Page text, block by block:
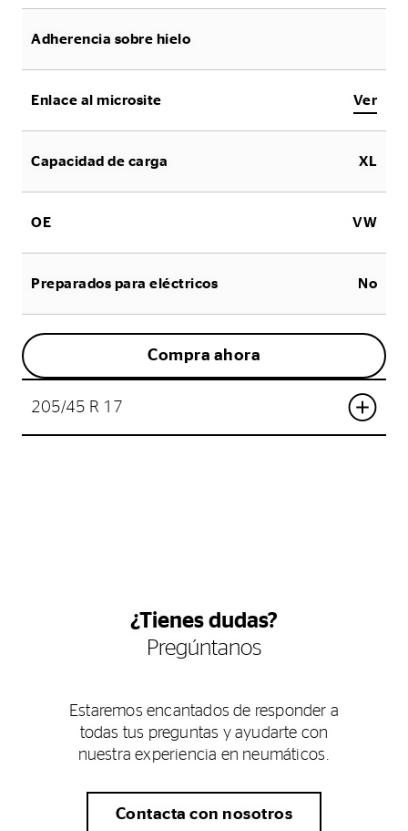
Adherencia sobre hielo
Enlace al microsite Ver
Capacidad de carga XL
OE VW
Preparados para eléctricos No
Compra ahora
205/45 R 17
¿Tienes dudas?
Pregúntanos
Estaremos encantados de responder a
todas tus preguntas y ayudarte con
nuestra experiencia en neumáticos.
Contacta con nosotros